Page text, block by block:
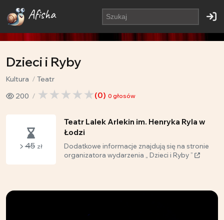
Afisha
Dzieci i Ryby
Kultura
Teatr
200
(0) 0 głosów
45 zł
Teatr Lalek Arlekin im. Henryka Ryla w
Łodzi
Dodatkowe informacje znajdują się na stronie
organizatora wydarzenia „ Dzieci i Ryby ”